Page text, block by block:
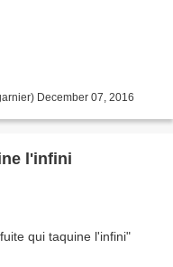
December 07, 2016
l'infini